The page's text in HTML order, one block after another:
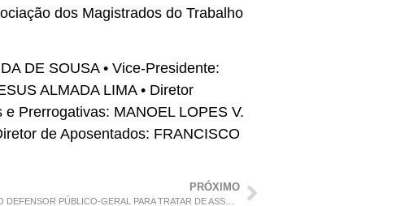
dos Magistrados do Trabalho
DE SOUSA • Vice-Presidente:
ALMADA LIMA • Diretor
Prerrogativas: MANOEL LOPES V.
de Aposentados: FRANCISCO
PRÓXIMO
PRESIDENTE DA ADPEMA VISITA O DEFENSOR PÚBLICO-GERAL PARA TRATAR DE ASSUNTOS INSTITUCIONAIS E O CONVIDA PARA CONFRATERNIZAÇÃO NATALINA ADPEMA 2022.